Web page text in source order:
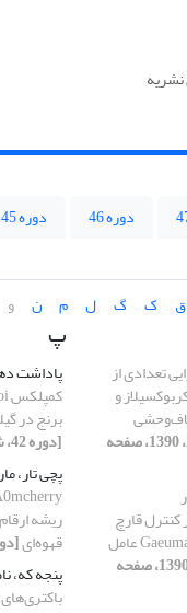
نشریه
دوره 46 دوره 45
ق ک گ ل م ن و
تعدادی از
و
[دوره 42، شماره 2، 1390، صفحه
قارچ
بیمارگر Gaeumannomyces graminis var. tritici عامل
[دوره 42، شماره 2، 1390، صفحه
پ
پاداشت
برنج در
[دوره 42، شماره 1، 1390، صفحه 61-74]
پچی تار،
ریشه
قهوه‌ای[دوره 42،
پنجه که،